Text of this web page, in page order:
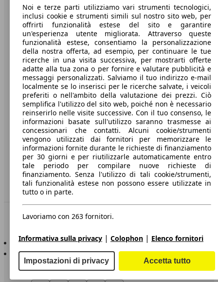
Benvenuti su AutoScout24, il mercato auto europeo.
Società
A proposito di AutoScout24
Stampa
Media
Condizioni generali
Informazioni
Privacy
Dichiarazione di Accessibilità
Servizi
Area rivenditori
Sempre con te
AutoScout24 per iOS
AutoScout24 per Android
Noi e terze parti utilizziamo vari strumenti tecnologici,
inclusi cookie e strumenti simili sul nostro sito web, per
offrirti funzionalità estese del sito e garantire
un'esperienza utente migliorata. Attraverso queste
funzionalità estese, consentiamo la personalizzazione
della nostra offerta, ad esempio, per continuare le tue
ricerche in una visita successiva, per mostrarti offerte
adatte alla tua zona o per fornire e valutare pubblicità e
messaggi personalizzati. Salviamo il tuo indirizzo e-mail
localmente se lo inserisci per le ricerche salvate, i veicoli
preferiti o nell'ambito della valutazione dei prezzi. Ciò
semplifica l'utilizzo del sito web, poiché non è necessario
reinserirlo nelle visite successive. Con il tuo consenso, le
informazioni basate sull'utilizzo saranno trasmesse ai
concessionari che contatti. Alcuni cookie/strumenti
vengono utilizzati dai fornitori per memorizzare le
informazioni fornite durante le richieste di finanziamento
per 30 giorni e per riutilizzarle automaticamente entro
tale periodo per compilare nuove richieste di
finanziamento. Senza l'utilizzo di tali cookie/strumenti,
tali funzionalità estese non possono essere utilizzate in
tutto o in parte.
Lavoriamo con 263 fornitori.
Informativa sulla privacy | Colophon | Elenco fornitori
Impostazioni di privacy Accetta tutto